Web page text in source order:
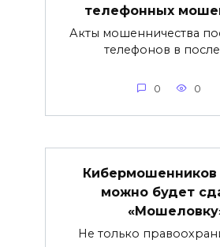
телефонных
Акты мошенничества
телефонов в
0 0
Кибермошенников
можно будет
Не только